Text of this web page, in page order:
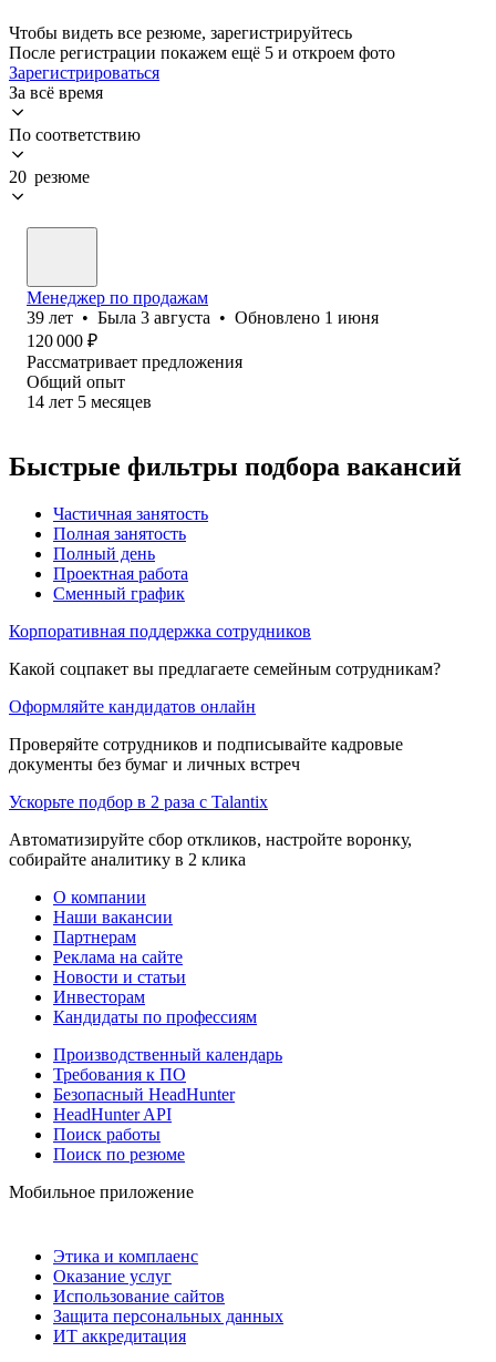
Чтобы видеть все резюме, зарегистрируйтесь
После регистрации покажем ещё 5 и откроем фото
Зарегистрироваться
За всё время
По соответствию
20 резюме
Менеджер по продажам
39 лет • Была 3 августа • Обновлено 1 июня
120 000 ₽
Рассматривает предложения
Общий опыт
14 лет 5 месяцев
Быстрые фильтры подбора вакансий
Частичная занятость
Полная занятость
Полный день
Проектная работа
Сменный график
Корпоративная поддержка сотрудников
Какой соцпакет вы предлагаете семейным сотрудникам?
Оформляйте кандидатов онлайн
Проверяйте сотрудников и подписывайте кадровые
документы без бумаг и личных встреч
Ускорьте подбор в 2 раза с Talantix
Автоматизируйте сбор откликов, настройте воронку,
собирайте аналитику в 2 клика
О компании
Наши вакансии
Партнерам
Реклама на сайте
Новости и статьи
Инвесторам
Кандидаты по профессиям
Производственный календарь
Требования к ПО
Безопасный HeadHunter
HeadHunter API
Поиск работы
Поиск по резюме
Мобильное приложение
Этика и комплаенс
Оказание услуг
Использование сайтов
Защита персональных данных
ИТ аккредитация